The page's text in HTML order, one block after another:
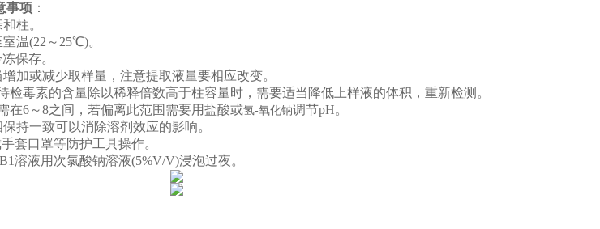
事项 ：
柱。
温(22～25℃)。
保存。
或减少取样量，注意提取液量要相应改变。
毒素的含量除以稀释倍数高于柱容量时，需要适当降低上样液的体积，重新检测。
6～8之间，若偏离此范围需要用盐酸或氢-氧化钠调节pH。
一致可以消除溶剂效应的影响。
套口罩等防护工具操作。
B1溶液用次氯酸钠溶液(5%V/V)浸泡过夜。